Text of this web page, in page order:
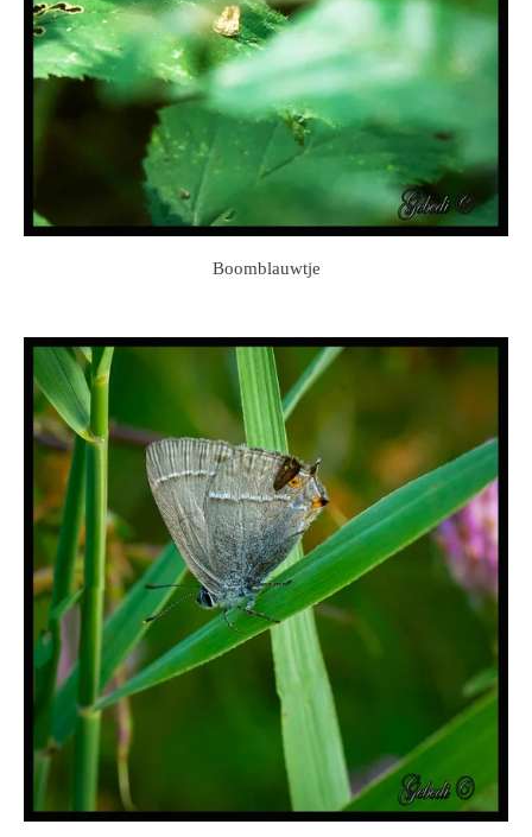
Boomblauwtje